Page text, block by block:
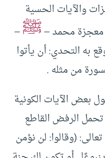
والآيات الحسية
معجزة محمد –ﷺ–
به التحدي: أن يأتوا
من مثله .
بعض الآيات الكونية
تحمل الرفض القاطع
(وقالوا: لن نؤمن